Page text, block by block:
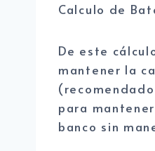
Calculo de
De este
mantener la
para
banco sin